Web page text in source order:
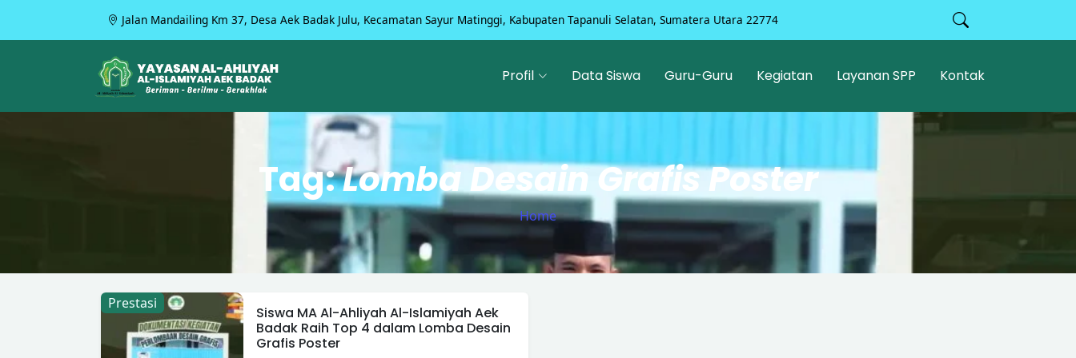
Jalan Mandailing Km 37, Desa Aek Badak Julu, Kecamatan Sayur Matinggi, Kabupaten Tapanuli Selatan, Sumatera Utara 22774
Profil Data Siswa Guru-Guru Kegiatan Layanan SPP Kontak
Tag:Lomba Desain Grafis Poster
Home
Prestasi
Siswa MA Al-Ahliyah Al-Islamiyah Aek
Badak Raih Top 4 dalam Lomba Desain
Grafis Poster